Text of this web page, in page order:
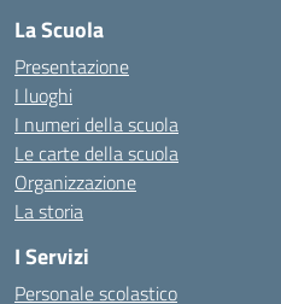
La Scuola
Presentazione
I luoghi
I numeri della scuola
Le carte della scuola
Organizzazione
La storia
I Servizi
Personale scolastico